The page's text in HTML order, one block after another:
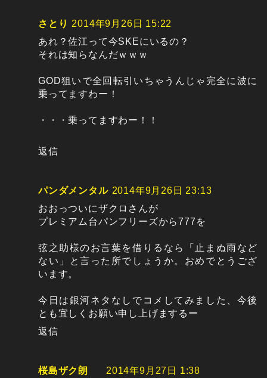
さとり 2014年9月26日 15:22
あれ？佐江って今SKEにいるの？
それは知らなんだｗｗｗ
GOD狙いで全回転引いちゃうんじゃ完全に波に
乗ってますわー！
・・・乗ってますわー！！
返信
パンダメンタル 2014年9月26日 23:13
おおっついにザクロさんが
プレミアム台パンフリーズから777を
弦之助様のお言葉を借りるなら「止まぬ雨など
ない」と言った所でしょうか。おめでとうござ
います。
今日は銀河ネタなしでコメしてみました、今後
とも宜しくお願い申し上げまするー
返信
桜島ザク朗 2014年9月27日 1:38